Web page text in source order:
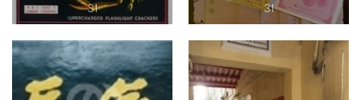
31 31